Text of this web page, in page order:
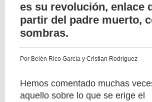
es su revolución, enlace
partir del padre muerto,
sombras.
Por Belén Rico García y Cristian Rodríguez
Hemos comentado muchas
aquello sobre lo que se erige el